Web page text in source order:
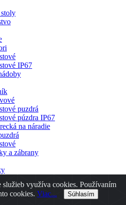
služieb využíva cookies. Používaním
cookies. Viac... Súhlasím
IP67
puzdrá
púzdra IP67
na náradie
a zábrany